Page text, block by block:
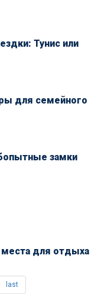
Тунис или
для семейного
замки
для отдыха
last